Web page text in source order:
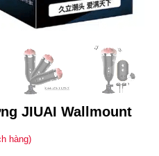
JIUAI Wallmount
hàng)